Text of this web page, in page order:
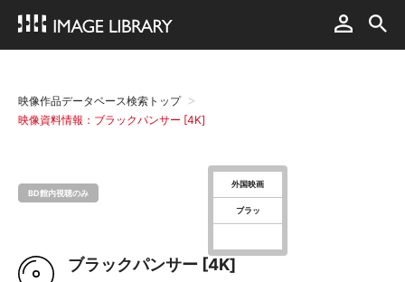
映像作品データベース検索トップ
映像資料情報：ブラックパンサー [4K]
BD館内視聴のみ
外国映画
ブラッ
ブラックパンサー [4K]